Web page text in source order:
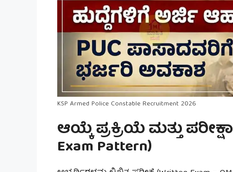
KSP Armed Police Constable Recruitment 2026
ಆಯ್ಕೆ ಪ್ರಕ್ರಿಯೆ ಮತ್ತು
Exam Pattern)